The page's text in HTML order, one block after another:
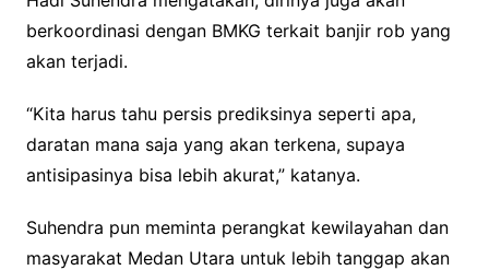
berkoordinasi dengan BMKG terkait banjir rob yang
akan terjadi.
“Kita harus tahu persis prediksinya seperti apa,
daratan mana saja yang akan terkena, supaya
antisipasinya bisa lebih akurat,” katanya.
Suhendra pun meminta perangkat kewilayahan dan
masyarakat Medan Utara untuk lebih tanggap akan